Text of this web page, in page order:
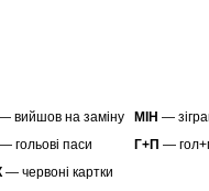
вийшов на заміну МІН —
— гольові паси Г+П —
— червоні картки